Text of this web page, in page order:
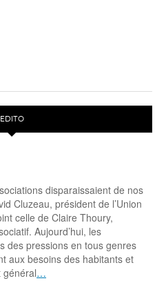
EDITO
disparaissaient de nos
Cluzeau, président de l’Union
celle de Claire Thoury,
Aujourd’hui, les
des pressions en tous genres
aux besoins des habitants et
général…